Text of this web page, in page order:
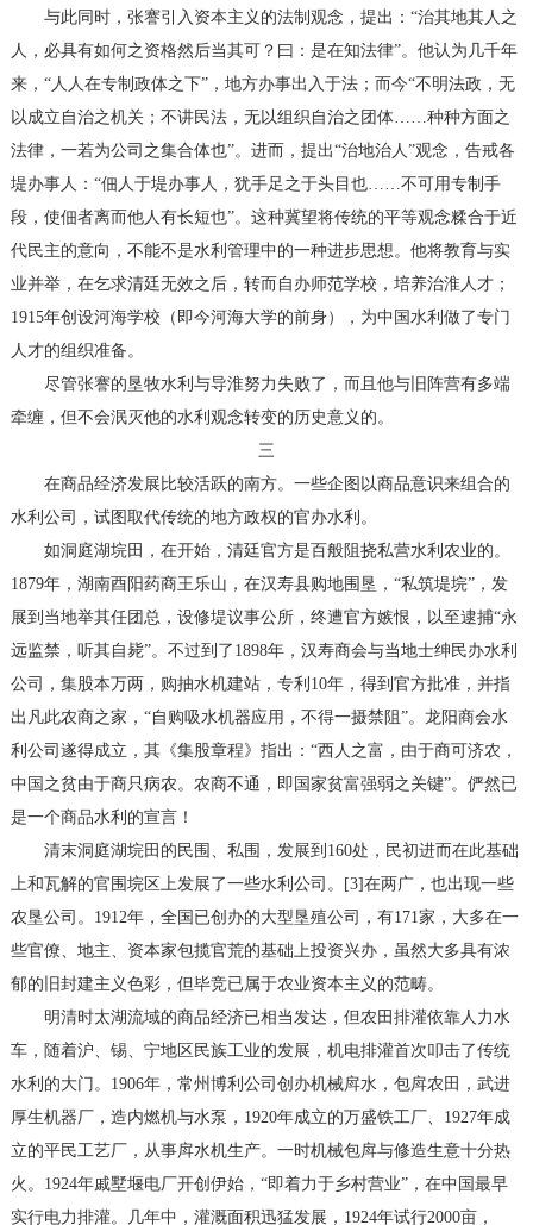
与此同时，张謇引入资本主义的法制观念，提出：“治其地其人之
人，必具有如何之资格然后当其可？曰：是在知法律”。他认为几千年
来，“人人在专制政体之下”，地方办事出入于法；而今“不明法政，无
以成立自治之机关；不讲民法，无以组织自治之团体……种种方面之
法律，一若为公司之集合体也”。进而，提出“治地治人”观念，告戒各
堤办事人：“佃人于堤办事人，犹手足之于头目也……不可用专制手
段，使佃者离而他人有长短也”。这种冀望将传统的平等观念糅合于近
代民主的意向，不能不是水利管理中的一种进步思想。他将教育与实
业并举，在乞求清廷无效之后，转而自办师范学校，培养治淮人才；
1915年创设河海学校（即今河海大学的前身），为中国水利做了专门
人才的组织准备。
尽管张謇的垦牧水利与导淮努力失败了，而且他与旧阵营有多端
牵缠，但不会泯灭他的水利观念转变的历史意义的。
三
在商品经济发展比较活跃的南方。一些企图以商品意识来组合的
水利公司，试图取代传统的地方政权的官办水利。
如洞庭湖垸田，在开始，清廷官方是百般阻挠私营水利农业的。
1879年，湖南酉阳药商王乐山，在汉寿县购地围垦，“私筑堤垸”，发
展到当地举其任团总，设修堤议事公所，终遭官方嫉恨，以至逮捕“永
远监禁，听其自毙”。不过到了1898年，汉寿商会与当地士绅民办水利
公司，集股本万两，购抽水机建站，专利10年，得到官方批准，并指
出凡此农商之家，“自购吸水机器应用，不得一摄禁阻”。龙阳商会水
利公司遂得成立，其《集股章程》指出：“西人之富，由于商可济农，
中国之贫由于商只病农。农商不通，即国家贫富强弱之关键”。俨然已
是一个商品水利的宣言！
清末洞庭湖垸田的民围、私围，发展到160处，民初进而在此基础
上和瓦解的官围垸区上发展了一些水利公司。[3]在两广，也出现一些
农垦公司。1912年，全国已创办的大型垦殖公司，有171家，大多在一
些官僚、地主、资本家包揽官荒的基础上投资兴办，虽然大多具有浓
郁的旧封建主义色彩，但毕竞已属于农业资本主义的范畴。
明清时太湖流域的商品经济已相当发达，但农田排灌依靠人力水
车，随着沪、锡、宁地区民族工业的发展，机电排灌首次叩击了传统
水利的大门。1906年，常州博利公司创办机械戽水，包戽农田，武进
厚生机器厂，造内燃机与水泵，1920年成立的万盛铁工厂、1927年成
立的平民工艺厂，从事戽水机生产。一时机械包戽与修造生意十分热
火。1924年戚墅堰电厂开创伊始，“即着力于乡村营业”，在中国最早
实行电力排灌。几年中，灌溉面积迅猛发展，1924年试行2000亩，